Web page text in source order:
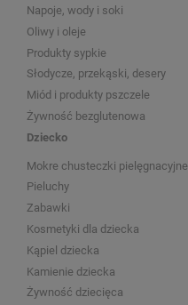
Napoje, wody i soki
Oliwy i oleje
Produkty sypkie
Słodycze, przekąski, desery
Miód i produkty pszczele
Żywność bezglutenowa
Dziecko
Mokre chusteczki pielęgnacyjne
Pieluchy
Zabawki
Kosmetyki dla dziecka
Kąpiel dziecka
Kamienie dziecka
Żywność dziecięca